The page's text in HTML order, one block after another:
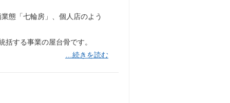
態「七輪房」、個人店のよう
する事業の屋台骨です。
…続きを読む